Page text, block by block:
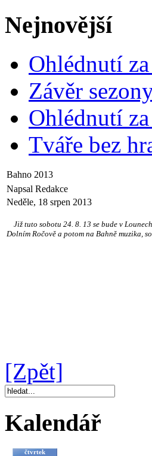
Nejnovější
Ohlédnutí
Závěr
Ohlédnutí
Tváře bez
Bahno 2013
Napsal Redakce
Neděle, 18 srpen 2013
Již tuto sobotu 24. 8. 13 se bude v
Dolním Ročově a potom na Bahně muzika,
[Zpět]
Kalendář
čtvrtek